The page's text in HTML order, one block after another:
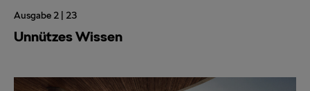
Ausgabe 2 | 23
Unnützes Wissen